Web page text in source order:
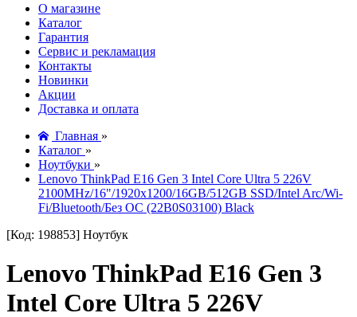
О магазине
Каталог
Гарантия
Сервис и рекламация
Контакты
Новинки
Акции
Доставка и оплата
Главная »
Каталог »
Ноутбуки »
Lenovo ThinkPad E16 Gen 3 Intel Core Ultra 5 226V
2100MHz/16"/1920x1200/16GB/512GB SSD/Intel Arc/Wi-
Fi/Bluetooth/Без ОС (22B0S03100) Black
[Код: 198853] Ноутбук
Lenovo ThinkPad E16 Gen 3
Intel Core Ultra 5 226V